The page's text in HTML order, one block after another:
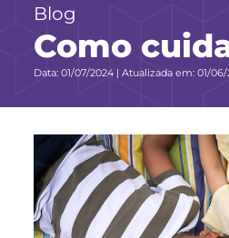
Blog
Como
Data: 01/07/2024 | Atualizada em: 01/